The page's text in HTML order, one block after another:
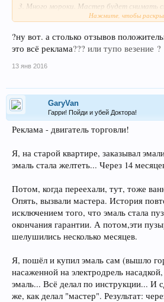
3. Много мороки. Мастер будет снимать
осядет везде! Даже, за пределами ванной.
(*) Эмалью, это только называют. По
красить).
Вы, вполне можете проделать тоже
Ещё раз - не советую заниматься этой
эта эмаль пожелтеет и начнёт
год (как только гарантия закончится) -
Нажмите, чтобы
?ну вот. а столько отзывов
это всё реклама??? или тупо везение ?
13 янв 2016
GaryVan
Гарри! Пойди и убей Доктора!
Реклама - двигатель торговли!
Я, на старой квартире, заказывал
эмаль стала желтеть... Через 14
Потом, когда переехали, тут, тоже
Опять, вызвали мастера. История
исключением того, что эмаль стала
окончания гарантии. А потом,эти
шелушились несколько месяцев.
Я, пошёл и купил эмаль сам (вышло
насаженной на электродрель
эмаль... Всё делал по инструкции... И
же, как делал "мастер". Результат: